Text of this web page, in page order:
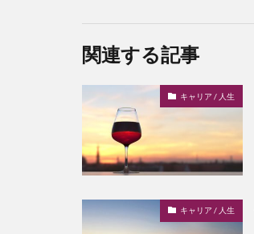
関連する記事
キャリア / 人生
キャリア / 人生